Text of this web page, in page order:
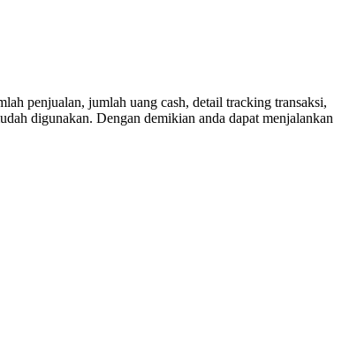
penjualan, jumlah uang cash, detail tracking transaksi,
digunakan. Dengan demikian anda dapat menjalankan